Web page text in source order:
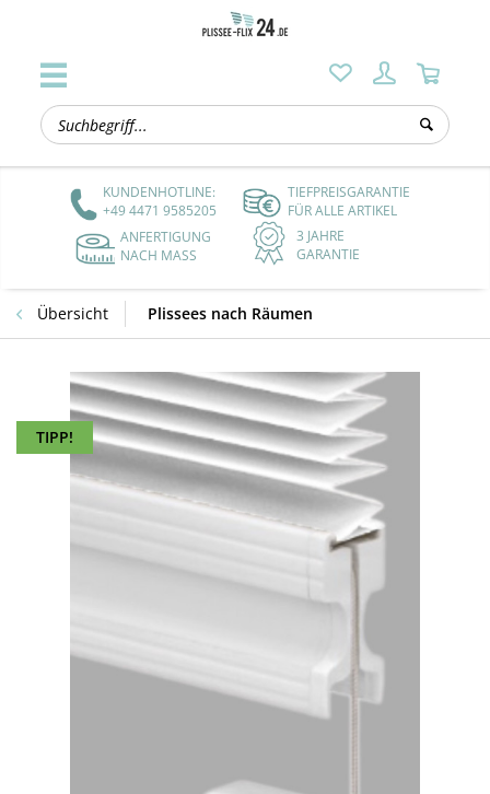
KUNDENHOTLINE:
+49 4471 9585205
TIEFPREISGARANTIE
FÜR ALLE ARTIKEL
ANFERTIGUNG
NACH MASS
3 JAHRE
GARANTIE
Übersicht Plissees nach Räumen
TIPP!